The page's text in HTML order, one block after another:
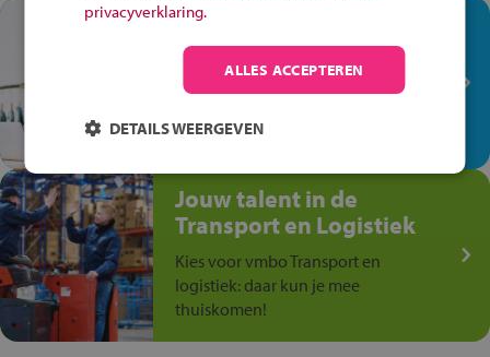
In de winkel ben je op je
plek!
Ontdek via het vmbo jouw talent
anders is!
Jouw talent in de
Transport en Logistiek
Kies voor vmbo Transport en
logistiek: daar kun je mee
thuiskomen!
privacyverklaring.
ALLES ACCEPTEREN
DETAILS WEERGEVEN